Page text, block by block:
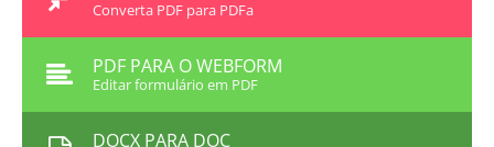
Converta PDF para PDFa
PDF PARA O WEBFORM
Editar formulário em PDF
DOCX PARA DOC